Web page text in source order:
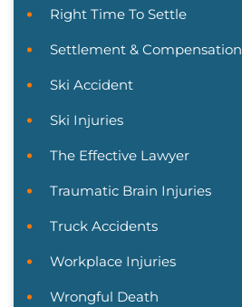
Right Time To Settle
Settlement & Compensation
Ski Accident
Ski Injuries
The Effective Lawyer
Traumatic Brain Injuries
Truck Accidents
Workplace Injuries
Wrongful Death